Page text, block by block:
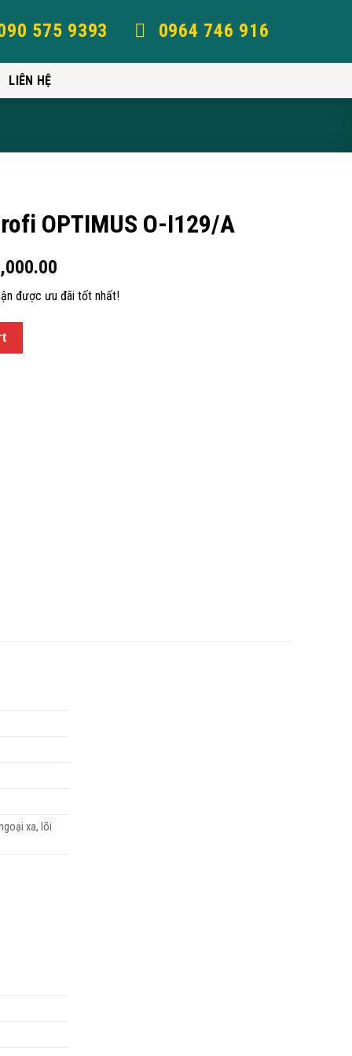
575 9393 0964 746 916
LIÊN HỆ
OPTIMUS O-I129/A
được ưu đãi tốt nhất!
xa, lõi